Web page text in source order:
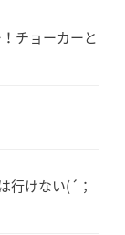
チョーカーと
行けない(´；